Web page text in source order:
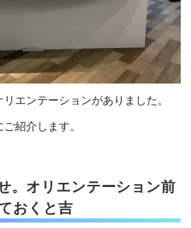
エンテーションがありました。
紹介します。
。オリエンテーション前
おくと吉